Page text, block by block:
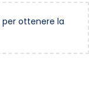
ottenere la